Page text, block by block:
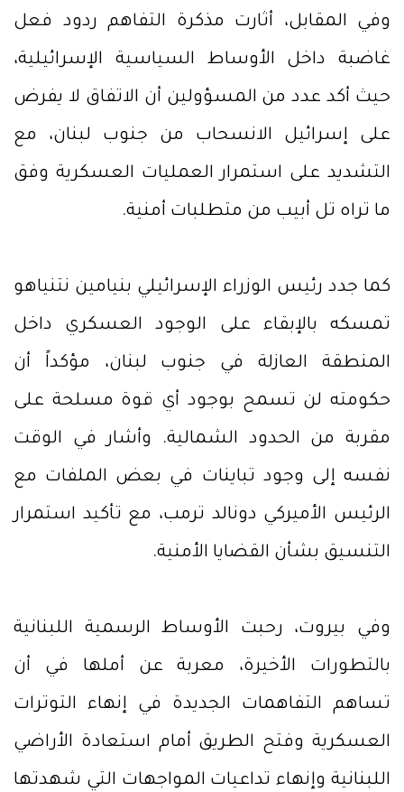
وفي المقابل، أثارت مذكرة التفاهم ردود فعل
غاضبة داخل الأوساط السياسية الإسرائيلية،
حيث أكد عدد من المسؤولين أن الاتفاق لا يفرض
على إسرائيل الانسحاب من جنوب لبنان، مع
التشديد على استمرار العمليات العسكرية وفق
ما تراه تل أبيب من متطلبات أمنية.
كما جدد رئيس الوزراء الإسرائيلي بنيامين نتنياهو
تمسكه بالإبقاء على الوجود العسكري داخل
المنطقة العازلة في جنوب لبنان، مؤكداً أن
حكومته لن تسمح بوجود أي قوة مسلحة على
مقربة من الحدود الشمالية. وأشار في الوقت
نفسه إلى وجود تباينات في بعض الملفات مع
الرئيس الأميركي دونالد ترمب، مع تأكيد استمرار
التنسيق بشأن القضايا الأمنية.
وفي بيروت، رحبت الأوساط الرسمية اللبنانية
بالتطورات الأخيرة، معربة عن أملها في أن
تساهم التفاهمات الجديدة في إنهاء التوترات
العسكرية وفتح الطريق أمام استعادة الأراضي
اللبنانية وإنهاء تداعيات المواجهات التي شهدتها